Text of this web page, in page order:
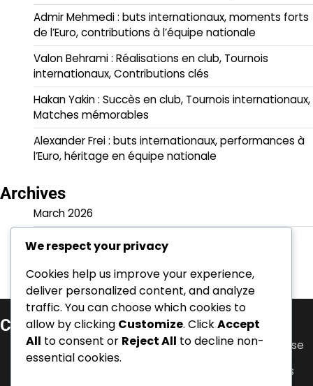
Admir Mehmedi : buts internationaux, moments forts
de l’Euro, contributions à l’équipe nationale
Valon Behrami : Réalisations en club, Tournois
internationaux, Contributions clés
Hakan Yakin : Succès en club, Tournois internationaux,
Matches mémorables
Alexander Frei : buts internationaux, performances à
l’Euro, héritage en équipe nationale
Archives
March 2026
February 2026
Catégories
Biographies des joueurs des stars du football suisse
Points forts de la carrière des footballeurs suisses
We respect your privacy
Cookies help us improve your experience,
deliver personalized content, and analyze
traffic. You can choose which cookies to
allow by clicking Customize. ClickAccept
All to consent or Reject All to decline non-
essential cookies.